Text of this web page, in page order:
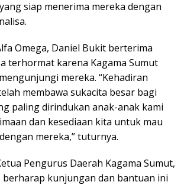
siap menerima mereka dengan
Omega, Daniel Bukit berterima
terhormat karena Kagama Sumut
mereka. “Kehadiran
membawa sukacita besar bagi
paling dirindukan anak-anak kami
dan kesediaan kita untuk mau
mereka,” tuturnya.
Pengurus Daerah Kagama Sumut,
berharap kunjungan dan bantuan ini